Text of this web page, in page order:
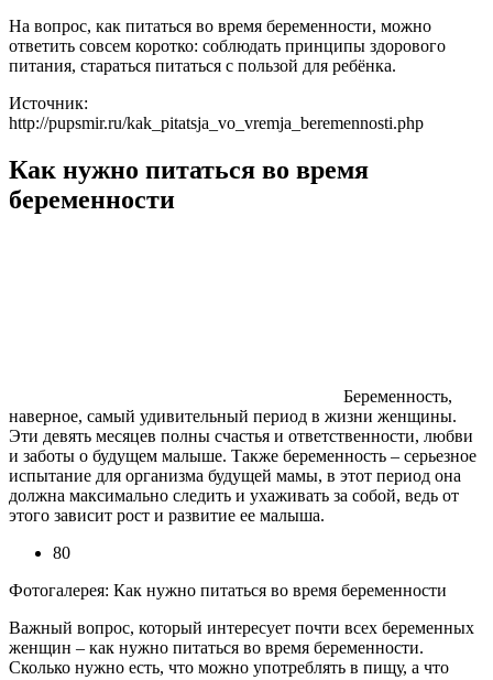
На вопрос, как питаться во время беременности, можно
ответить совсем коротко: соблюдать принципы здорового
питания, стараться питаться с пользой для ребёнка.
Источник:
http://pupsmir.ru/kak_pitatsja_vo_vremja_beremennosti.php
Как нужно питаться во время
беременности
Беременность,
наверное, самый удивительный период в жизни женщины.
Эти девять месяцев полны счастья и ответственности, любви
и заботы о будущем малыше. Также беременность – серьезное
испытание для организма будущей мамы, в этот период она
должна максимально следить и ухаживать за собой, ведь от
этого зависит рост и развитие ее малыша.
80
Фотогалерея: Как нужно питаться во время беременности
Важный вопрос, который интересует почти всех беременных
женщин – как нужно питаться во время беременности.
Сколько нужно есть, что можно употреблять в пищу, а что